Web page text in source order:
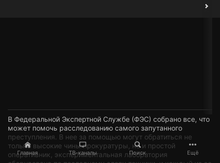
Главная ТВ-каналы Поиск Ещё
В Федеральной Экспертной Службе (ФЭС) собрано все, что
может помочь расследованию самого запутанного
преступления. В нее за помощью могут обратиться не
только высокие чины прокуратуры, но и простой
оперативник, экспериментальная лаборатория